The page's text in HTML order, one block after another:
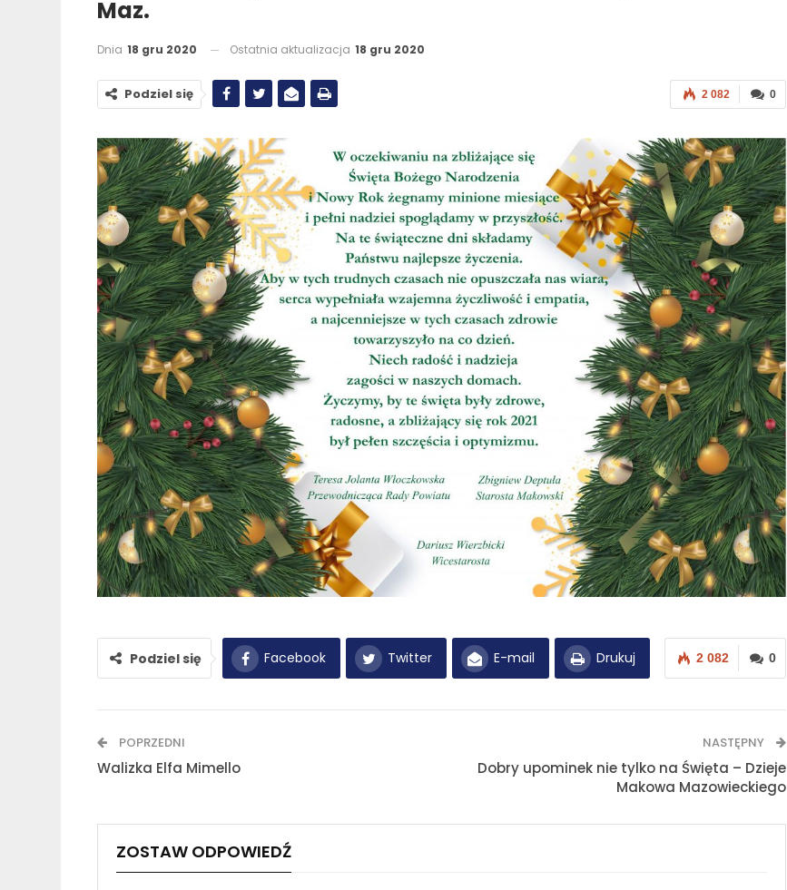
Maz.
Dnia 18 gru 2020 Ostatnia aktualizacja 18 gru 2020
0
2 082
Podziel się
0
2 082
Podziel się Facebook Twitter E-mail Drukuj
POPRZEDNI
Walizka Elfa Mimello
NASTĘPNY
Dobry upominek nie tylko na Święta – Dzieje
Makowa Mazowieckiego
ZOSTAW ODPOWIEDŹ